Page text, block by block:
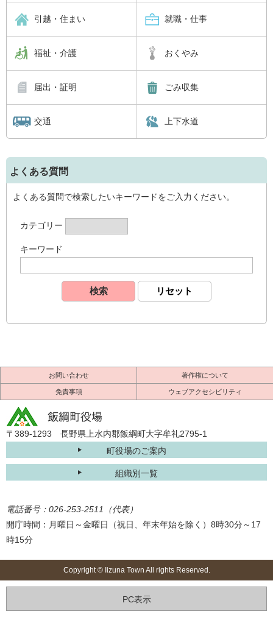
引越・住まい 就職・仕事
福祉・介護 おくやみ
届出・証明 ごみ収集
交通 上下水道
よくある質問
よくある質問で検索したいキーワードをご入力ください。
カテゴリー
キーワード
お問い合わせ 著作権について
免責事項 ウェブアクセシビリティ
〒389-1293 長野県上水内郡飯綱町大字牟礼2795-1
町役場のご案内
組織別一覧
電話番号：026-253-2511（代表）
開庁時間：月曜日～金曜日（祝日、年末年始を除く）8時30分～17
時15分
Copyright © Iizuna Town All rights Reserved.
PC表示